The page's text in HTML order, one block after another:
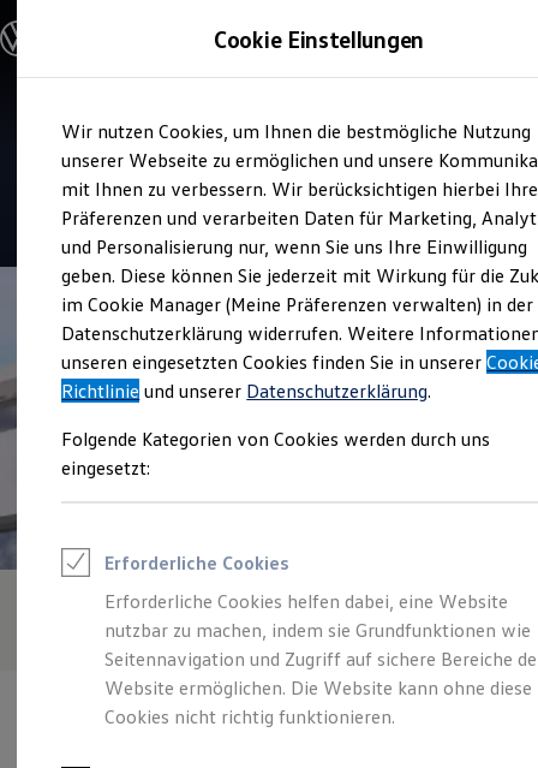
Hauptinhalt
springen
Footer
springen
Modelle und Konfigurator
Modelle vergleichen
Elektroautos
ENERGY Sondermodelle
Nutzfahrzeuge
SUV und CUV
Familienautos
Kombis
Kompaktwagen
Sportwagen
Schnell verfügbare Fahrzeuge
Angebote und Produkte
Aktuelle Angebote
E-Auto-Förderung
Volkswagen Marktplatz
Junge Gebrauchtwagen und Gebrauchtwagen
Volkswagen Zertifizierte Gebrauchtwagen
Zubehör- und Serviceangebote
Leasing
Leasing-Angebote
Gebrauchtwagen Leasing
Junge Gebrauchtwagen-Leasing
Elektroauto Leasing
Kleinwagen-Leasing
Leasing ohne Anzahlung
Finanzierung
Service
Autohaus Weeber
4.8| 74 Bewertungen
Cookie Einstellungen
Wir nutzen Cookies, um Ihnen die bestmögliche Nutzung
unserer Webseite zu ermöglichen und unsere
mit Ihnen zu verbessern. Wir berücksichtigen hierbei Ihre
Präferenzen und verarbeiten Daten für Marketing,
und Personalisierung nur, wenn Sie uns Ihre Einwilligung
geben. Diese können Sie jederzeit mit Wirkung für die
im Cookie Manager (Meine Präferenzen verwalten) in der
Datenschutzerklärung widerrufen. Weitere
unseren eingesetzten Cookies finden Sie in unserer
Richtlinie und unserer Datenschutzerklärung.
Folgende Kategorien von Cookies werden durch uns
eingesetzt:
Erforderliche Cookies
Erforderliche Cookies helfen dabei, eine Website
nutzbar zu machen, indem sie Grundfunktionen wie
Seitennavigation und Zugriff auf sichere Bereiche
Website ermöglichen. Die Website kann ohne diese
Cookies nicht richtig funktionieren.